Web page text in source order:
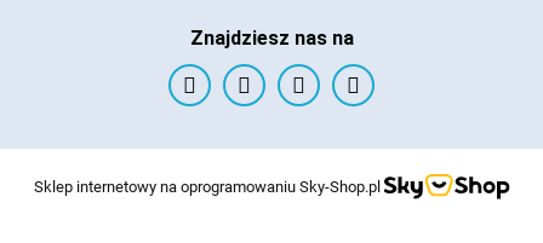
Znajdziesz nas na
Sklep internetowy na oprogramowaniu Sky-Shop.pl